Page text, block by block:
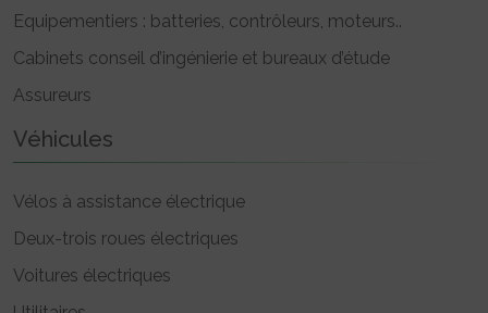
Equipementiers : batteries, contrôleurs, moteurs..
Cabinets conseil d’ingénierie et bureaux d’étude
Assureurs
Véhicules
Vélos à assistance électrique
Deux-trois roues électriques
Voitures électriques